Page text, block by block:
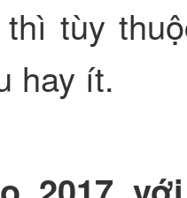
thì tùy
hay ít.